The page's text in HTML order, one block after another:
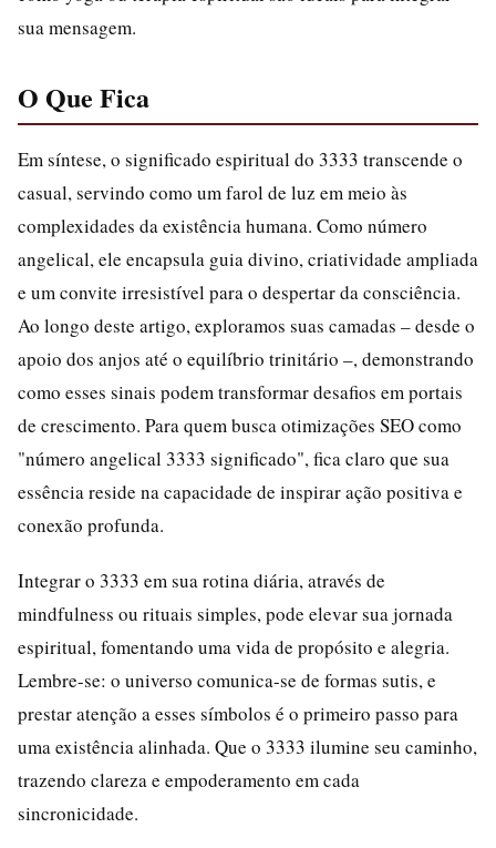
sua mensagem.
O Que Fica
Em síntese, o significado espiritual do 3333 transcende o
casual, servindo como um farol de luz em meio às
complexidades da existência humana. Como número
angelical, ele encapsula guia divino, criatividade ampliada
e um convite irresistível para o despertar da consciência.
Ao longo deste artigo, exploramos suas camadas – desde o
apoio dos anjos até o equilíbrio trinitário –, demonstrando
como esses sinais podem transformar desafios em portais
de crescimento. Para quem busca otimizações SEO como
"número angelical 3333 significado", fica claro que sua
essência reside na capacidade de inspirar ação positiva e
conexão profunda.
Integrar o 3333 em sua rotina diária, através de
mindfulness ou rituais simples, pode elevar sua jornada
espiritual, fomentando uma vida de propósito e alegria.
Lembre-se: o universo comunica-se de formas sutis, e
prestar atenção a esses símbolos é o primeiro passo para
uma existência alinhada. Que o 3333 ilumine seu caminho,
trazendo clareza e empoderamento em cada
sincronicidade.